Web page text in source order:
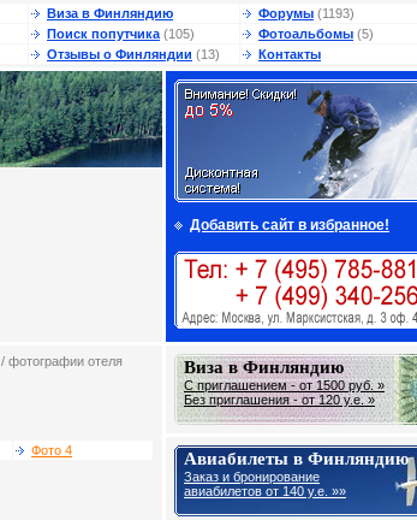
Виза в Финляндию Форумы (1193)
Поиск попутчика (105) Фотоальбомы (5)
Отзывы о Финляндии (13) Контакты
Добавить сайт в избранное!
/ фотографии отеля
Фото 4
Виза в Финляндию
С приглашением - от 1500 руб. »
Без приглашения - от 120 у.е. »
Авиабилеты в Финляндию
Заказ и бронирование
авиабилетов от 140 y.e. »»